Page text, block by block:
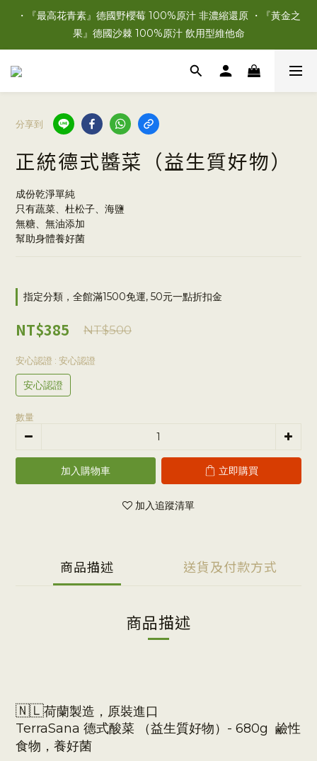
・『最高花青素』德國野櫻莓 100%原汁 非濃縮還原 ・『黃金之
果』德國沙棘 100%原汁 飲用型維他命
分享到
正統德式醬菜（益生質好物）
成份乾淨單純
只有蔬菜、杜松子、海鹽
無糖、無油添加
幫助身體養好菌
指定分類，全館滿1500免運, 50元一點折扣金
NT$385 NT$500
安心認證 : 安心認證
安心認證
數量
加入購物車 立即購買
加入追蹤清單
商品描述 送貨及付款方式
商品描述
🇳🇱荷蘭製造，原裝進口
TerraSana 德式酸菜 （益生質好物）- 680g 鹼性
食物，養好菌